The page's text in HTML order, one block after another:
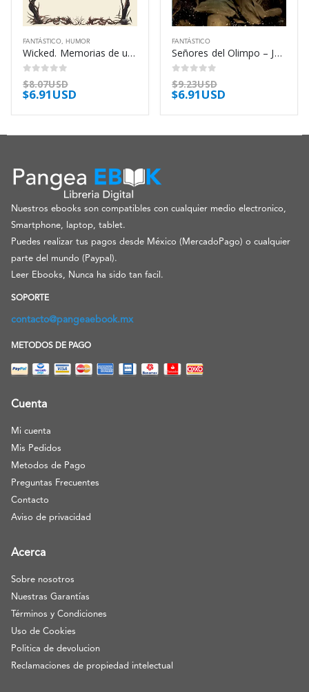
FANTÁSTICO, HUMOR
Wicked. Memorias de una bruja mala – Gregory Maguire
0out of 5
$8.07USD
$6.91USD
FANTÁSTICO
Señores del Olimpo – Javier Negrete
0out of 5
$9.23USD
$6.91USD
Nuestros ebooks son compatibles con cualquier medio electronico,
Smartphone, laptop, tablet.
Puedes realizar tus pagos desde México (MercadoPago) o cualquier
parte del mundo (Paypal).
Leer Ebooks, Nunca ha sido tan facil.
SOPORTE
contacto@pangeaebook.mx
METODOS DE PAGO
Cuenta
Mi cuenta
Mis Pedidos
Metodos de Pago
Preguntas Frecuentes
Contacto
Aviso de privacidad
Acerca
Sobre nosotros
Nuestras Garantías
Términos y Condiciones
Uso de Cookies
Politica de devolucion
Reclamaciones de propiedad intelectual